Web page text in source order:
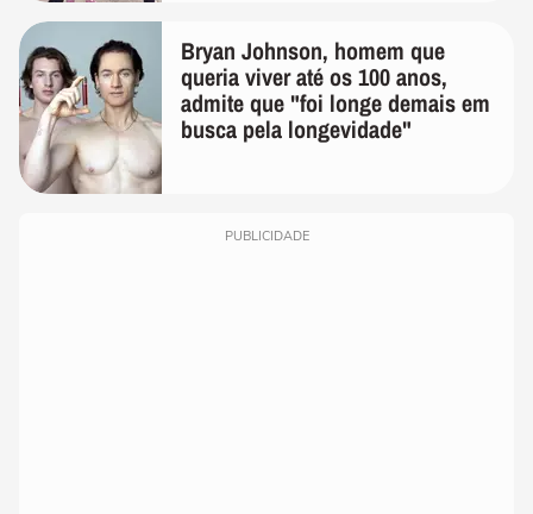
Bryan Johnson, homem que
queria viver até os 100 anos,
admite que "foi longe demais em
busca pela longevidade"
PUBLICIDADE